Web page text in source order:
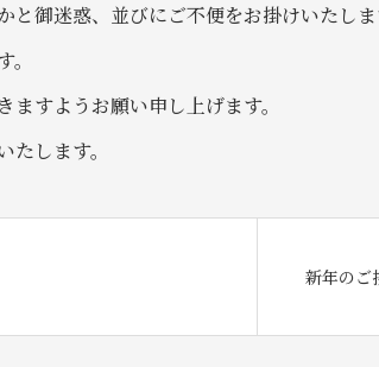
御迷惑、並びにご不便をお掛けいたしま
すようお願い申し上げます。
します。
新年のご